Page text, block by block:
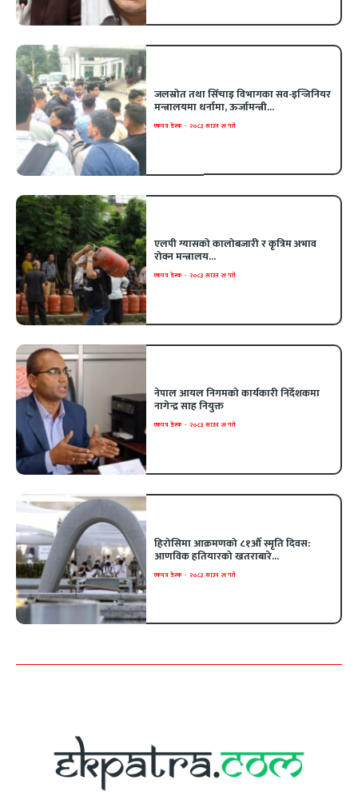
जलस्रोत तथा सिँचाइ विभागका सव-इन्जिनियर
मन्त्रालयमा धर्नामा, ऊर्जामन्त्री...
एकपत्र डेस्क - २०८३ साउन २१ गते
एलपी ग्यासको कालोबजारी र कृत्रिम अभाव
रोक्न मन्त्रालय...
एकपत्र डेस्क - २०८३ साउन २१ गते
नेपाल आयल निगमको कार्यकारी निर्देशकमा
नागेन्द्र साह नियुक्त
एकपत्र डेस्क - २०८३ साउन २१ गते
हिरोसिमा आक्रमणको ८१औँ स्मृति दिवस:
आणविक हतियारको खतराबारे...
एकपत्र डेस्क - २०८३ साउन २१ गते